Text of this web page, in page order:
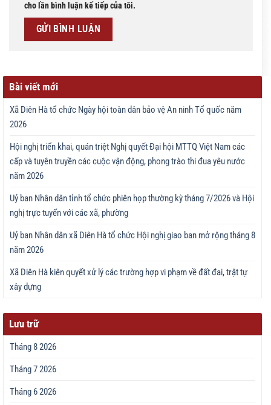
cho lần bình luận kế tiếp của tôi.
Bài viết mới
Xã Diên Hà tổ chức Ngày hội toàn dân bảo vệ An ninh Tổ quốc năm
2026
Hội nghị triển khai, quán triệt Nghị quyết Đại hội MTTQ Việt Nam các
cấp và tuyên truyền các cuộc vận động, phong trào thi đua yêu nước
năm 2026
Uỷ ban Nhân dân tỉnh tổ chức phiên họp thường kỳ tháng 7/2026 và Hội
nghị trực tuyến với các xã, phường
Uỷ ban Nhân dân xã Diên Hà tổ chức Hội nghị giao ban mở rộng tháng 8
năm 2026
Xã Diên Hà kiên quyết xử lý các trường hợp vi phạm về đất đai, trật tự
xây dựng
Lưu trữ
Tháng 8 2026
Tháng 7 2026
Tháng 6 2026